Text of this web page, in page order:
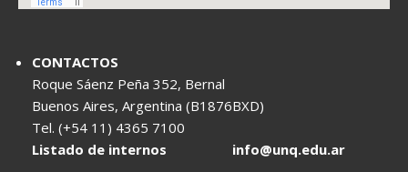
CONTACTOS
Roque Sáenz Peña 352, Bernal
Buenos Aires, Argentina (B1876BXD)
Tel. (+54 11) 4365 7100
Listado de internos
info@unq.edu.ar